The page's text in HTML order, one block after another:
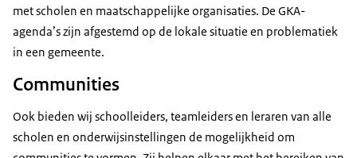
met scholen en maatschappelijke organisaties. De GKA-
agenda’s zijn afgestemd op de lokale situatie en problematiek
in een gemeente.
Communities
Ook bieden wij schoolleiders, teamleiders en leraren van alle
scholen en onderwijsinstellingen de mogelijkheid om